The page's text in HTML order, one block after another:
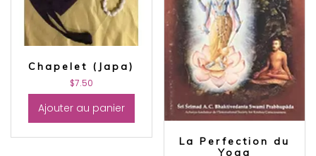
Chapelet (Japa)
$7.50
Ajouter au panier
La Perfection du
Yoga